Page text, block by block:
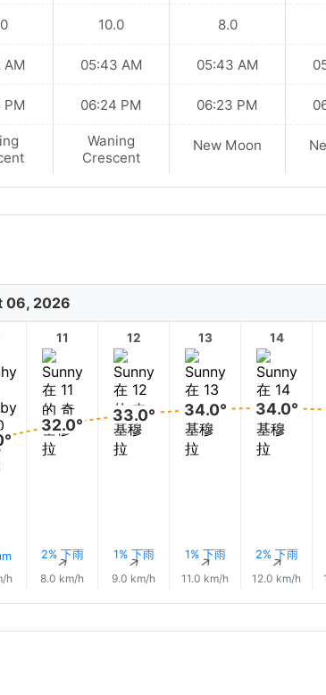
AM
PM
10.0
05:43 AM
06:24 PM
Waning
Crescent
8.0
05:43 AM
06:23 PM
New Moon
06, 2026
h
11
32.0°
2% 下雨
↑
8.0 km/h
12
33.0°
1% 下雨
↑
9.0 km/h
13
34.0°
1% 下雨
↑
11.0 km/h
14
34.0°
2% 下雨
↑
12.0 km/h